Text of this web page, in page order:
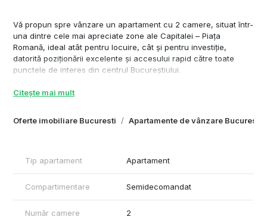
Oferte imobiliare Bucuresti Apartamente de vânzare Bucuresti
Vă propun spre vânzare un apartament cu 2 camere, situat într-
una dintre cele mai apreciate zone ale Capitalei – Piața
Romană, ideal atât pentru locuire, cât și pentru investiție,
datorită poziționării excelente și accesului rapid către toate
punctele de interes din centrul Bucureștiului.
Apartamentul este situat la etajul 7 din 9, într-un imobil construit
relaxare. Deși se află în imediata apropiere a bulevardului,
Caracteristici principale:
Apartament cu 2 camere
Suprafață utilă interioară: 50 mp
Logie de 6 mp
Citește mai mult
Tip apartament Apartament
Compartimentare Semidecomandat
Număr camere 2